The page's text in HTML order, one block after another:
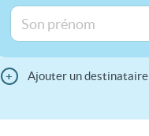
+ Ajouter un destinataire